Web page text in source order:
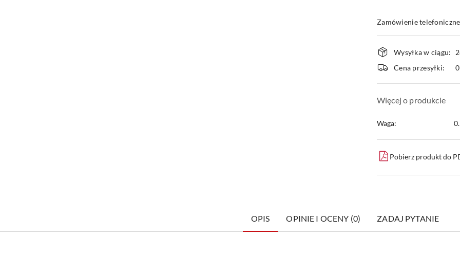
Zamówienie
Dostępność
i
dostawa
Wysyłka w ciągu:
Cena przesyłki:
0
Więcej o produkcie
Waga:
Pobierz produkt do
OPIS OPINIE I OCENY (0) ZADAJ PYTANIE